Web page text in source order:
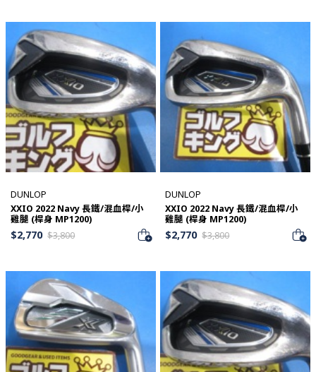
DUNLOP
XXIO 2022 Navy 長鐵/混血桿/小
雞腿 (桿身 MP1200)
$2,770 $3,800
DUNLOP
XXIO 2022 Navy 長鐵/混血桿/小
雞腿 (桿身 MP1200)
$2,770 $3,800